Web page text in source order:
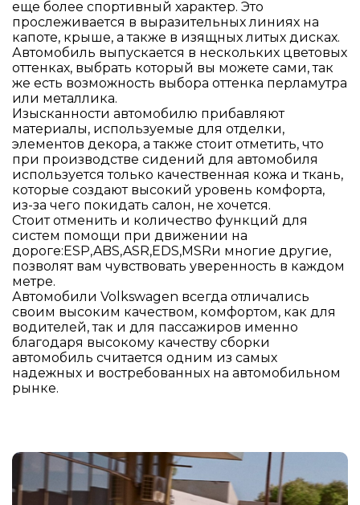
Матричные светодиодные фары IQ.Light
Система управления дальним светом Dynamic
Light Assist
Светодиодные задние фонари с
динамическим указателем поворота
Автоматическое управление светом
Датчик дождя
Камера заднего вида
Управление
Система выбора режима движения
Электромеханический стояночный тормоз
Ассистент движения на подъёме
Электромеханический усилитель рулевого
управления
Оборудование
Система Start/Stop с рекуперативным
торможением
Комплект инструментов и домкрат
Розетка 12 В в багажном отделении
Оптика
Всепогодное освещение
Климат
Разгон от 0 до 100 км/ч
Максимальная скорость
Расход топлива
Расход топлива в городе
Подвеска
Клиренс
еще более спортивный характер. Это
прослеживается в выразительных линиях на
капоте, крыше, а также в изящных литых дисках.
Автомобиль выпускается в нескольких цветовых
оттенках, выбрать который вы можете сами, так
же есть возможность выбора оттенка перламутра
или металлика.
Изысканности автомобилю прибавляют
материалы, используемые для отделки,
элементов декора, а также стоит отметить, что
при производстве сидений для автомобиля
используется только качественная кожа и ткань,
которые создают высокий уровень комфорта,
из-за чего покидать салон, не хочется.
Стоит отменить и количество функций для
систем помощи при движении на
дороге:ESP,ABS,ASR,EDS,MSRи многие другие,
позволят вам чувствовать уверенность в каждом
метре.
Автомобили Volkswagen всегда отличались
своим высоким качеством, комфортом, как для
водителей, так и для пассажиров именно
благодаря высокому качеству сборки
автомобиль считается одним из самых
надежных и востребованных на автомобильном
рынке.